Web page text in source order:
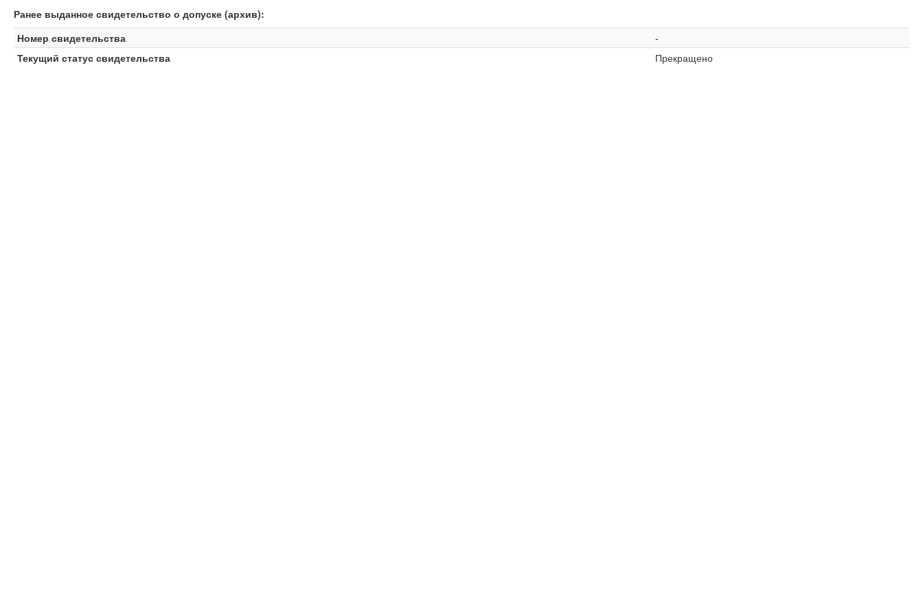
Ранее выданное свидетельство о допуске (архив):
Номер свидетельства
-
Текущий статус свидетельства
Прекращено